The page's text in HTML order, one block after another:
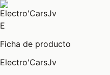
E
Ficha de producto
Electro'CarsJv